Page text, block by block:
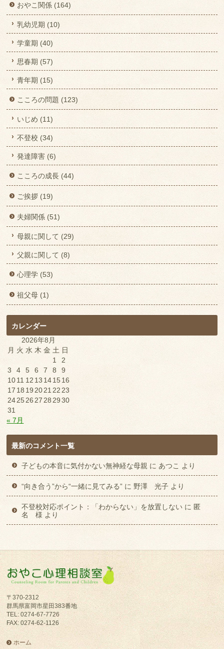
おやこ関係 (164)
乳幼児期 (10)
学童期 (40)
思春期 (57)
青年期 (15)
こころの問題 (123)
いじめ (11)
不登校 (34)
発達障害 (6)
こころの成長 (44)
ご挨拶 (19)
夫婦関係 (51)
母親に関して (29)
父親に関して (8)
心理学 (53)
祖父母 (1)
カレンダー
2026年8月
月 火 水 木 金 土 日
1
2
3
4 5 6 7 8
9
1011 12 13 1415 16
17 18 19 2021 22 23
242526 27 28 29 30
31
« 7月
最新のコメント一覧
子どもの本音に気付かない無神経な母親 に あつこ より
“向き合う”から“一緒に見てみる” に 野澤 光子 より
不登校対応ポイント：「わからない」を放置しない に 匿
名 様 より
〒370-2312
群馬県富岡市星田383番地
TEL: 0274-67-7726
FAX: 0274-62-1126
ホーム